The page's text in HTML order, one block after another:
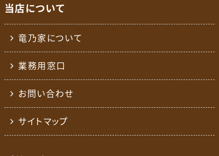
当店について
竜乃家について
業務用窓口
お問い合わせ
サイトマップ